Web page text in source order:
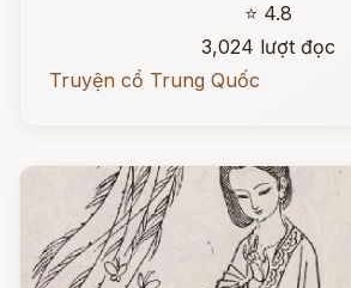
⭐ 4.8
3,024 lượt đọc
Truyện cổ Trung Quốc